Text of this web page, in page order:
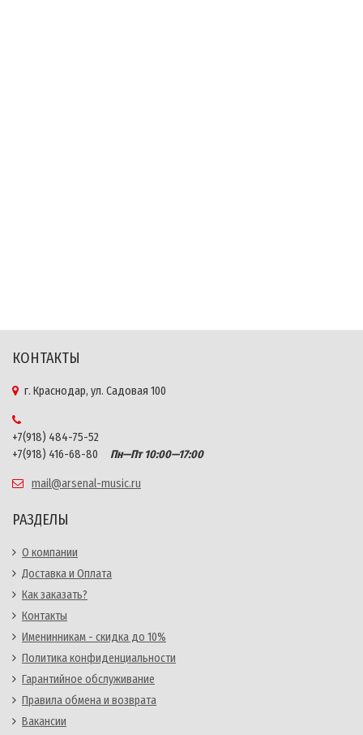
КОНТАКТЫ
г. Краснодар, ул. Садовая 100
+7(918) 484-75-52
+7(918) 416-68-80
Пн—Пт 10:00—17:00
mail@arsenal-music.ru
РАЗДЕЛЫ
О компании
Доставка и Оплата
Как заказать?
Контакты
Именинникам - скидка до 10%
Политика конфиденциальности
Гарантийное обслуживание
Правила обмена и возврата
Вакансии